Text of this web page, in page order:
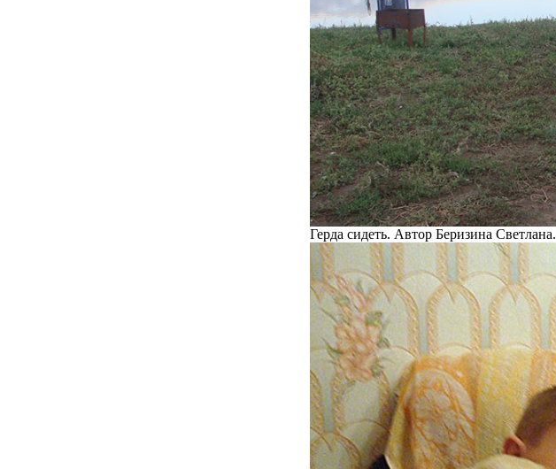
Герда сидеть. Автор Беризина Cветлана.